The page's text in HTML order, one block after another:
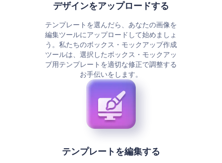
デザインをアップロードする
テンプレートを選んだら、あなたの画像を
編集ツールにアップロードして始めましょ
う。私たちのボックス・モックアップ作成
ツールは、選択したボックス・モックアッ
プ用テンプレートを適切な修正で調整する
お手伝いをします。
テンプレートを編集する